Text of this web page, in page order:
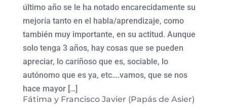
último año se le ha notado encarecidamente su
mejoría tanto en el habla/aprendizaje, como
también muy importante, en su actitud. Aunque
solo tenga 3 años, hay cosas que se pueden
apreciar, lo cariñoso que es, sociable, lo
autónomo que es ya, etc….vamos, que se nos
hace mayor […]
Fátima y Francisco Javier (Papás de Asier)